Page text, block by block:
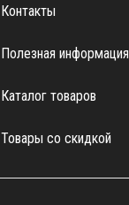
Контакты
Полезная информация
Каталог товаров
Товары со скидкой